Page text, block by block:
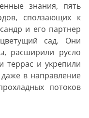
знания, пять
сползающих к
и его партнер
сад. Они
расширили русло
террас и укрепили
в направление
потоков